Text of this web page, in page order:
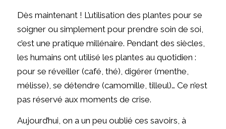
Dès maintenant ! L’utilisation des plantes pour se
soigner ou simplement pour prendre soin de soi,
c’est une pratique millénaire. Pendant des siècles,
les humains ont utilisé les plantes au quotidien :
pour se réveiller (café, thé), digérer (menthe,
mélisse), se détendre (camomille, tilleul)… Ce n’est
pas réservé aux moments de crise.
Aujourd’hui, on a un peu oublié ces savoirs, à